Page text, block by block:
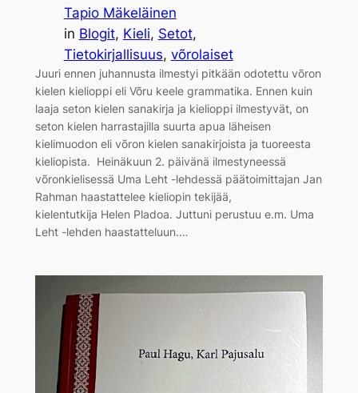
Tapio Mäkeläinen
in Blogit, Kieli, Setot
Tietokirjallisuus, võrolaiset
Juuri ennen juhannusta ilmestyi pitkään odotettu võron
kielen kielioppi eli Võru keele grammatika. Ennen kuin
laaja seton kielen sanakirja ja kielioppi ilmestyvät, on
seton kielen harrastajilla suurta apua läheisen
kielimuodon eli võron kielen sanakirjoista ja tuoreesta
kieliopista. Heinäkuun 2. päivänä ilmestyneessä
võronkielisessä Uma Leht -lehdessä päätoimittajan Jan
Rahman haastattelee kieliopin tekijää,
kielentutkija Helen Pladoa. Juttuni perustuu e.m. Uma
Leht -lehden haastatteluun.…